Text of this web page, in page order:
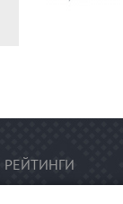
РЕЙТИНГИ